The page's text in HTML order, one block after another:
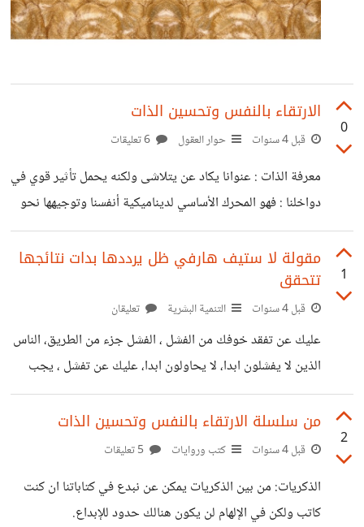
0
الارتقاء بالنفس وتحسين الذات
قبل 4 سنوات حوار العقول
معرفة الذات : عنوانا يكاد عن يتلاشى ولكنه يحمل تأثير قوي في
دواخلنا : فهو المحرك الأساسي لديناميكية أنفسنا وتوجيهها نحو
التطور والتقدم والثبات. تقوية الذات يبدأ بمعرفة نقاط ضعفك
اولا ثم كتابة تلك النقاط وتحسينها بمعرفة أسبابها ومقوماتها .
1
مقولة لا ستيف هارفي ظل يرددها بدات نتائجها
تتحقق
قبل 4 سنوات التنمية البشرية تعليقان
عليك عن تفقد خوفك من الفشل ، الفشل جزء من الطريق، الناس
الذين لا يفشلون ابدا، لا يحاولون ابدا، عليك عن تفشل ، يجب
عليك فهمها بشكل خاطئ، للحصول عليها بشكل صحيح، لا تتعلم
شيئا من الفوز انت تتعلم فقط من فشلك.
2
من سلسلة الارتقاء بالنفس وتحسين الذات
قبل 4 سنوات كتب وروايات
الذكريات: من بين الذكريات يمكن عن نبدع في كتاباتنا ان كنت
كاتب ولكن في الإلهام لن يكون هنالك حدود للإبداع.